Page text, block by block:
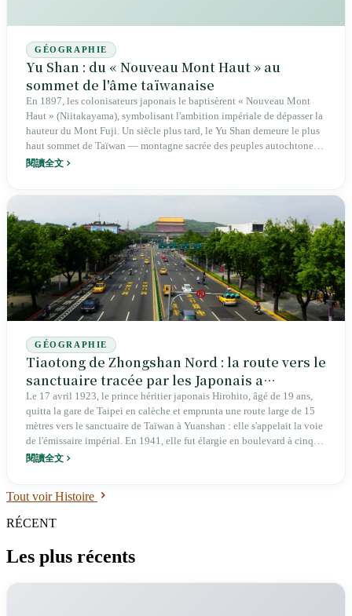
GÉOGRAPHIE
Yu Shan : du « Nouveau Mont Haut » au
sommet de l'âme taïwanaise
En 1897, les colonisateurs japonais le baptisèrent « Nouveau Mont
Haut » (Niitakayama), symbolisant l'ambition impériale de dépasser la
hauteur du Mont Fuji. Un siècle plus tard, le Yu Shan demeure le plus
haut sommet de Taïwan — montagne sacrée des peuples autochtones,
mentionnée dans les archives de la dynastie Qing, couronne des cartes
閱讀全文
GÉOGRAPHIE
Tiaotong de Zhongshan Nord : la route vers le
sanctuaire tracée par les Japonais a
finalement été reprise par les maisons de
commerce japonaises
Le 17 avril 1923, le prince héritier japonais Hirohito, âgé de 19 ans,
quitta la gare de Taipei en calèche et emprunta une route large de 15
mètres vers le sanctuaire de Taïwan à Yuanshan : elle s'appelait la voie
de l'émissaire impérial. En 1941, elle fut élargie en boulevard à cinq
voies de 40 mètres. En 1945, elle fut rebaptisée « Zhongshan Nord »
devint une « concession américaine ». En 1972, après la rupture
japonaises ne partirent pas ; en 1979, les forces américaines partirent ;
La route vers le sanctuaire tracée par les Japonais a finalement été
閱讀全文
Tout voir Histoire
RÉCENT
Les plus récents